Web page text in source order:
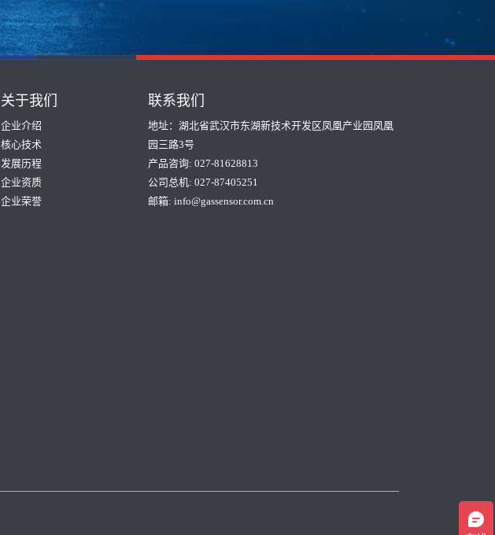
关于我们
企业介绍
核心技术
发展历程
企业资质
企业荣誉
联系我们
地址：湖北省武汉市东湖新技术开发区凤凰产业园凤凰
园三路3号
产品咨询: 027-81628813
公司总机: 027-87405251
邮箱: info@gassensor.com.cn